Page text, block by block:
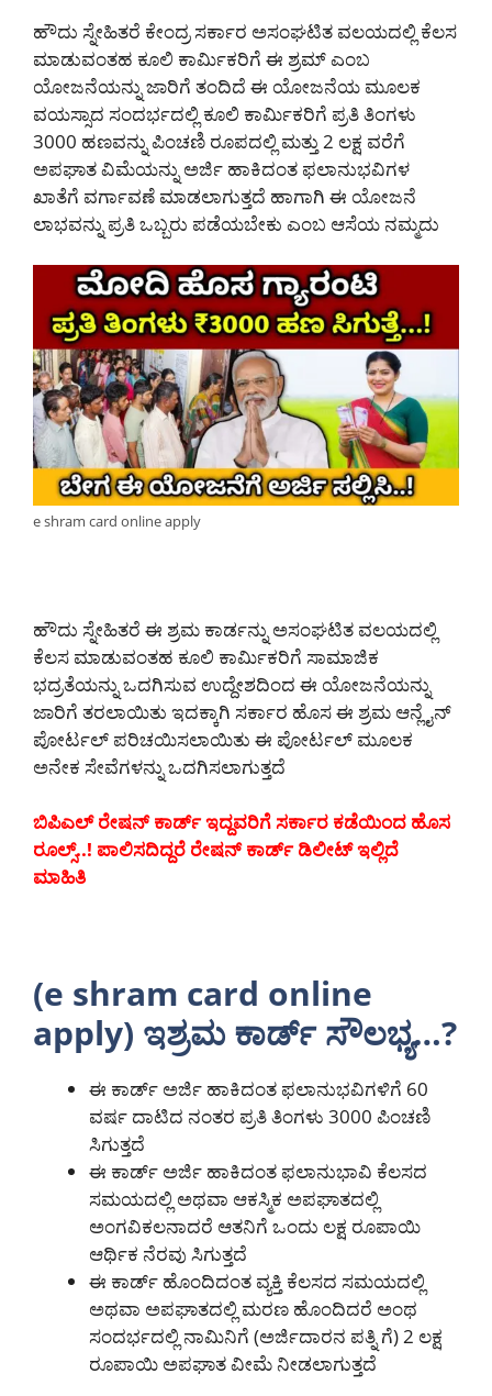
ಹೌದು ಸ್ನೇಹಿತರೆ ಕೇಂದ್ರ ಸರ್ಕಾರ ಅಸಂಘಟಿತ ವಲಯದಲ್ಲಿ ಕೆಲಸ
ಮಾಡುವಂತಹ ಕೂಲಿ ಕಾರ್ಮಿಕರಿಗೆ ಈ ಶ್ರಮ್ ಎಂಬ
ಯೋಜನೆಯನ್ನು ಜಾರಿಗೆ ತಂದಿದೆ ಈ ಯೋಜನೆಯ ಮೂಲಕ
ವಯಸ್ಸಾದ ಸಂದರ್ಭದಲ್ಲಿ ಕೂಲಿ ಕಾರ್ಮಿಕರಿಗೆ ಪ್ರತಿ ತಿಂಗಳು
3000 ಹಣವನ್ನು ಪಿಂಚಣಿ ರೂಪದಲ್ಲಿ ಮತ್ತು 2 ಲಕ್ಷ ವರೆಗೆ
ಅಪಘಾತ ವಿಮೆಯನ್ನು ಅರ್ಜಿ ಹಾಕಿದಂತ ಫಲಾನುಭವಿಗಳ
ಖಾತೆಗೆ ವರ್ಗಾವಣೆ ಮಾಡಲಾಗುತ್ತದೆ ಹಾಗಾಗಿ ಈ ಯೋಜನೆ
ಲಾಭವನ್ನು ಪ್ರತಿ ಒಬ್ಬರು ಪಡೆಯಬೇಕು ಎಂಬ ಆಸೆಯ ನಮ್ಮದು
e shram card online apply
ಹೌದು ಸ್ನೇಹಿತರೆ ಈ ಶ್ರಮ ಕಾರ್ಡನ್ನು ಅಸಂಘಟಿತ ವಲಯದಲ್ಲಿ
ಕೆಲಸ ಮಾಡುವಂತಹ ಕೂಲಿ ಕಾರ್ಮಿಕರಿಗೆ ಸಾಮಾಜಿಕ
ಭದ್ರತೆಯನ್ನು ಒದಗಿಸುವ ಉದ್ದೇಶದಿಂದ ಈ ಯೋಜನೆಯನ್ನು
ಜಾರಿಗೆ ತರಲಾಯಿತು ಇದಕ್ಕಾಗಿ ಸರ್ಕಾರ ಹೊಸ ಈ ಶ್ರಮ ಆನ್ಲೈನ್
ಪೋರ್ಟಲ್ ಪರಿಚಯಿಸಲಾಯಿತು ಈ ಪೋರ್ಟಲ್ ಮೂಲಕ
ಅನೇಕ ಸೇವೆಗಳನ್ನು ಒದಗಿಸಲಾಗುತ್ತದೆ
ಬಿಪಿಎಲ್ ರೇಷನ್ ಕಾರ್ಡ್ ಇದ್ದವರಿಗೆ ಸರ್ಕಾರ ಕಡೆಯಿಂದ ಹೊಸ
ರೂಲ್ಸ್..! ಪಾಲಿಸದಿದ್ದರೆ ರೇಷನ್ ಕಾರ್ಡ್ ಡಿಲೀಟ್ ಇಲ್ಲಿದೆ
ಮಾಹಿತಿ
(e shram card online
apply) ಇಶ್ರಮ ಕಾರ್ಡ್ ಸೌಲಭ್ಯ…?
ಈ ಕಾರ್ಡ್ ಅರ್ಜಿ ಹಾಕಿದಂತ ಫಲಾನುಭವಿಗಳಿಗೆ 60
ವರ್ಷ ದಾಟಿದ ನಂತರ ಪ್ರತಿ ತಿಂಗಳು 3000 ಪಿಂಚಣಿ
ಸಿಗುತ್ತದೆ
ಈ ಕಾರ್ಡ್ ಅರ್ಜಿ ಹಾಕಿದಂತ ಫಲಾನುಭಾವಿ ಕೆಲಸದ
ಸಮಯದಲ್ಲಿ ಅಥವಾ ಆಕಸ್ಮಿಕ ಅಪಘಾತದಲ್ಲಿ
ಅಂಗವಿಕಲನಾದರೆ ಆತನಿಗೆ ಒಂದು ಲಕ್ಷ ರೂಪಾಯಿ
ಆರ್ಥಿಕ ನೆರವು ಸಿಗುತ್ತದೆ
ಈ ಕಾರ್ಡ್ ಹೊಂದಿದಂತ ವ್ಯಕ್ತಿ ಕೆಲಸದ ಸಮಯದಲ್ಲಿ
ಅಥವಾ ಅಪಘಾತದಲ್ಲಿ ಮರಣ ಹೊಂದಿದರೆ ಅಂಥ
ಸಂದರ್ಭದಲ್ಲಿ ನಾಮಿನಿಗೆ (ಅರ್ಜಿದಾರನ ಪತ್ನಿ ಗೆ) 2 ಲಕ್ಷ
ರೂಪಾಯಿ ಅಪಘಾತ ವೀಮೆ ನೀಡಲಾಗುತ್ತದೆ